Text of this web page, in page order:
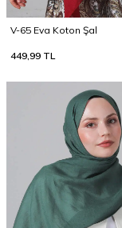
V-65 Eva Koton Şal
449,99 TL